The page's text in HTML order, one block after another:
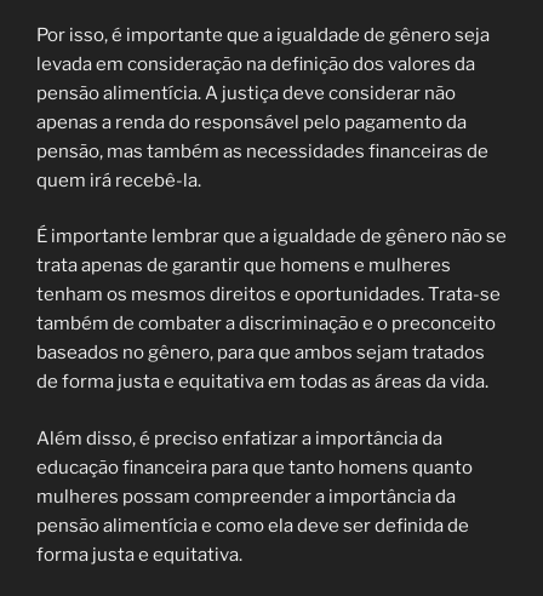
Por isso, é importante que a igualdade de gênero seja
levada em consideração na definição dos valores da
pensão alimentícia. A justiça deve considerar não
apenas a renda do responsável pelo pagamento da
pensão, mas também as necessidades financeiras de
quem irá recebê-la.
É importante lembrar que a igualdade de gênero não se
trata apenas de garantir que homens e mulheres
tenham os mesmos direitos e oportunidades. Trata-se
também de combater a discriminação e o preconceito
baseados no gênero, para que ambos sejam tratados
de forma justa e equitativa em todas as áreas da vida.
Além disso, é preciso enfatizar a importância da
educação financeira para que tanto homens quanto
mulheres possam compreender a importância da
pensão alimentícia e como ela deve ser definida de
forma justa e equitativa.